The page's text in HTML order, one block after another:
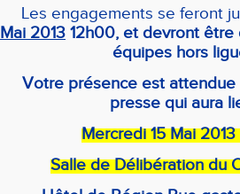
Les engagements se feront
Mai 2013 12h00, et devront
équipes hors
Votre présence est attendue
presse qui aura
Mercredi 15 Mai 2013
Salle de Délibération du